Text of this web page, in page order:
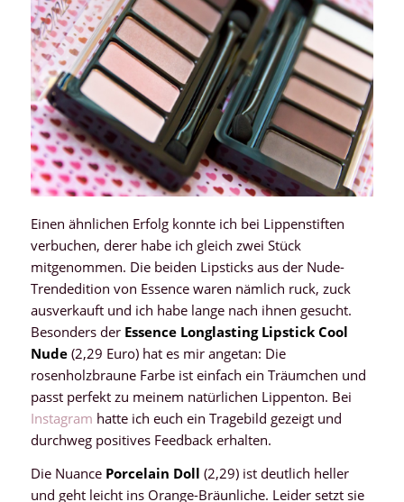
Einen ähnlichen Erfolg konnte ich bei Lippenstiften
verbuchen, derer habe ich gleich zwei Stück
mitgenommen. Die beiden Lipsticks aus der Nude-
Trendedition von Essence waren nämlich ruck, zuck
ausverkauft und ich habe lange nach ihnen gesucht.
Besonders der Essence Longlasting Lipstick Cool
Nude(2,29 Euro) hat es mir angetan: Die
rosenholzbraune Farbe ist einfach ein Träumchen und
passt perfekt zu meinem natürlichen Lippenton. Bei
Instagram hatte ich euch ein Tragebild gezeigt und
durchweg positives Feedback erhalten.
Die Nuance Porcelain Doll (2,29) ist deutlich heller
und geht leicht ins Orange-Bräunliche. Leider setzt sie